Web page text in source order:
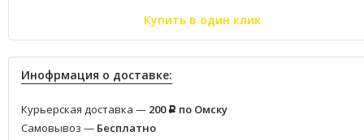
Купить в один клик
Инофрмация о доставке:
Курьерская доставка — 200 Р по Омску
Самовывоз — Бесплатно